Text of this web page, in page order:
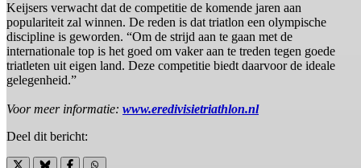
Keijsers verwacht dat de competitie de komende jaren aan
populariteit zal winnen. De reden is dat triatlon een olympische
discipline is geworden. “Om de strijd aan te gaan met de
internationale top is het goed om vaker aan te treden tegen goede
triatleten uit eigen land. Deze competitie biedt daarvoor de ideale
gelegenheid.”
Voor meer informatie: www.eredivisietriathlon.nl
Deel dit bericht: